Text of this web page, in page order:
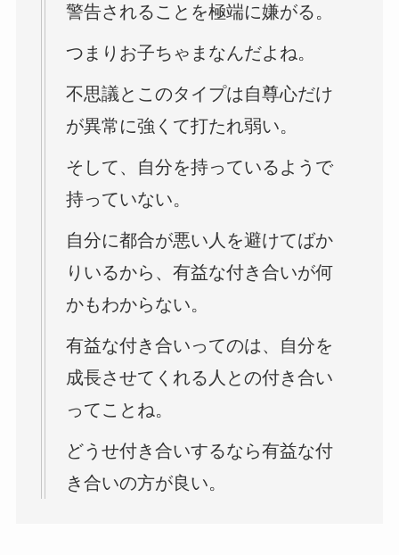
警告されることを極端に嫌がる。
つまりお子ちゃまなんだよね。
不思議とこのタイプは自尊心だけ
が異常に強くて打たれ弱い。
そして、自分を持っているようで
持っていない。
自分に都合が悪い人を避けてばか
りいるから、有益な付き合いが何
かもわからない。
有益な付き合いってのは、自分を
成長させてくれる人との付き合い
ってことね。
どうせ付き合いするなら有益な付
き合いの方が良い。